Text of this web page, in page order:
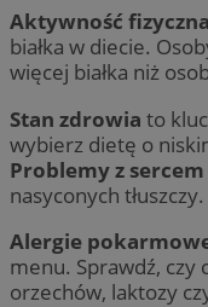
Aktywność fizyczna
białka w diecie.
więcej białka niż
Stan zdrowia to
wybierz dietę o
Problemy z sercem
nasyconych tłuszczy.
Alergie
menu. Sprawdź,
orzechów, laktozy